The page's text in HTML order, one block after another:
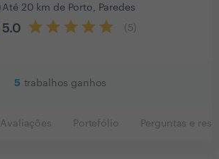
Até 20 km de Porto, Paredes
5.0 5
5 trabalhos ganhos
Avaliações Portefólio Perguntas e